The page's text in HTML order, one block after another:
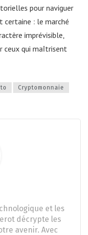
pour naviguer
certaine : le marché
imprévisible,
ceux qui maîtrisent
Cryptomonnaie
et les
décrypte les
avenir. Avec